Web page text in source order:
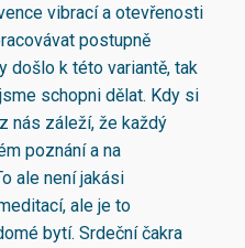
vibrací a otevřenosti
postupně
došlo k této variantě, tak
schopni dělat. Kdy si
nás záleží, že každý
poznání a na
ale není jakási
ale je to
bytí. Srdeční čakra